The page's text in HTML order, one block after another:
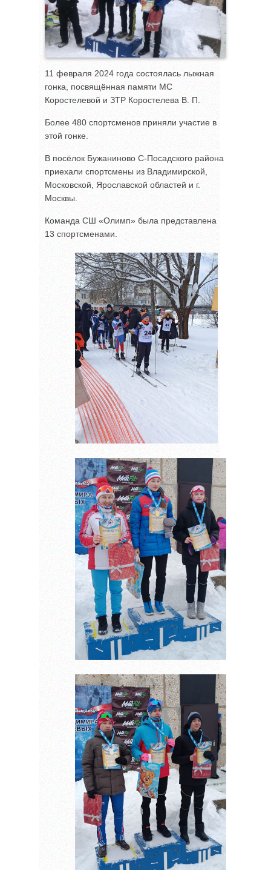
11 февраля 2024 года состоялась лыжная
гонка, посвящённая памяти МС
Коростелевой и ЗТР Коростелева В. П.
Более 480 спортсменов приняли участие в
этой гонке.
В посёлок Бужаниново С-Посадского района
приехали спортсмены из Владимирской,
Московской, Ярославской областей и г.
Москвы.
Команда СШ «Олимп» была представлена
13 спортсменами.